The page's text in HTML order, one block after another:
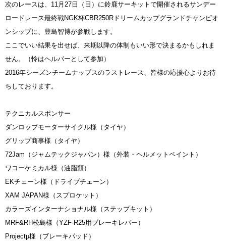
次のレースは、11月27日（日）に鈴鹿サーキットで開催されるサンデー
ロードレース最終戦NGK杯CBR250Rドリームカップグランドチャンピオ
ンシップに、豊島智博が参戦します。
ここでいい結果を出せば、来期以降の体制もいい形で決まるかもしれま
せん。（怜はヘルパーとして参加）
2016年シーズンチームナップスのラストレース、皆様の応援心よりお待
ちしております。
テクニカルスポンサー
ダンロップモーターサイクル様（タイヤ）
グリップ商事様（タイヤ）
72Jam（ジャムテックジャパン）様（外装・ヘルメットペイント）
ワコーケミカル様（油脂類）
EKチェーン様（ドライブチェーン）
XAM JAPAN様（スプロケット）
カラーズインターナショナル様（ステップキット）
MRF&RH松島様（YZF-R25用ブレーキレバー）
Projectμ様（ブレーキパッド）